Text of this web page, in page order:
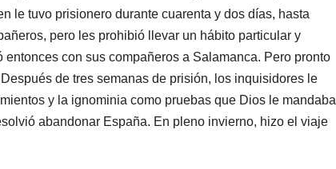
le tuvo prisionero durante cuarenta y dos días, hasta
pero les prohibió llevar un hábito particular y
con sus compañeros a Salamanca. Pero pronto
de tres semanas de prisión, los inquisidores le
y la ignominia como pruebas que Dios le mandaba
abandonar España. En pleno invierno, hizo el viaje